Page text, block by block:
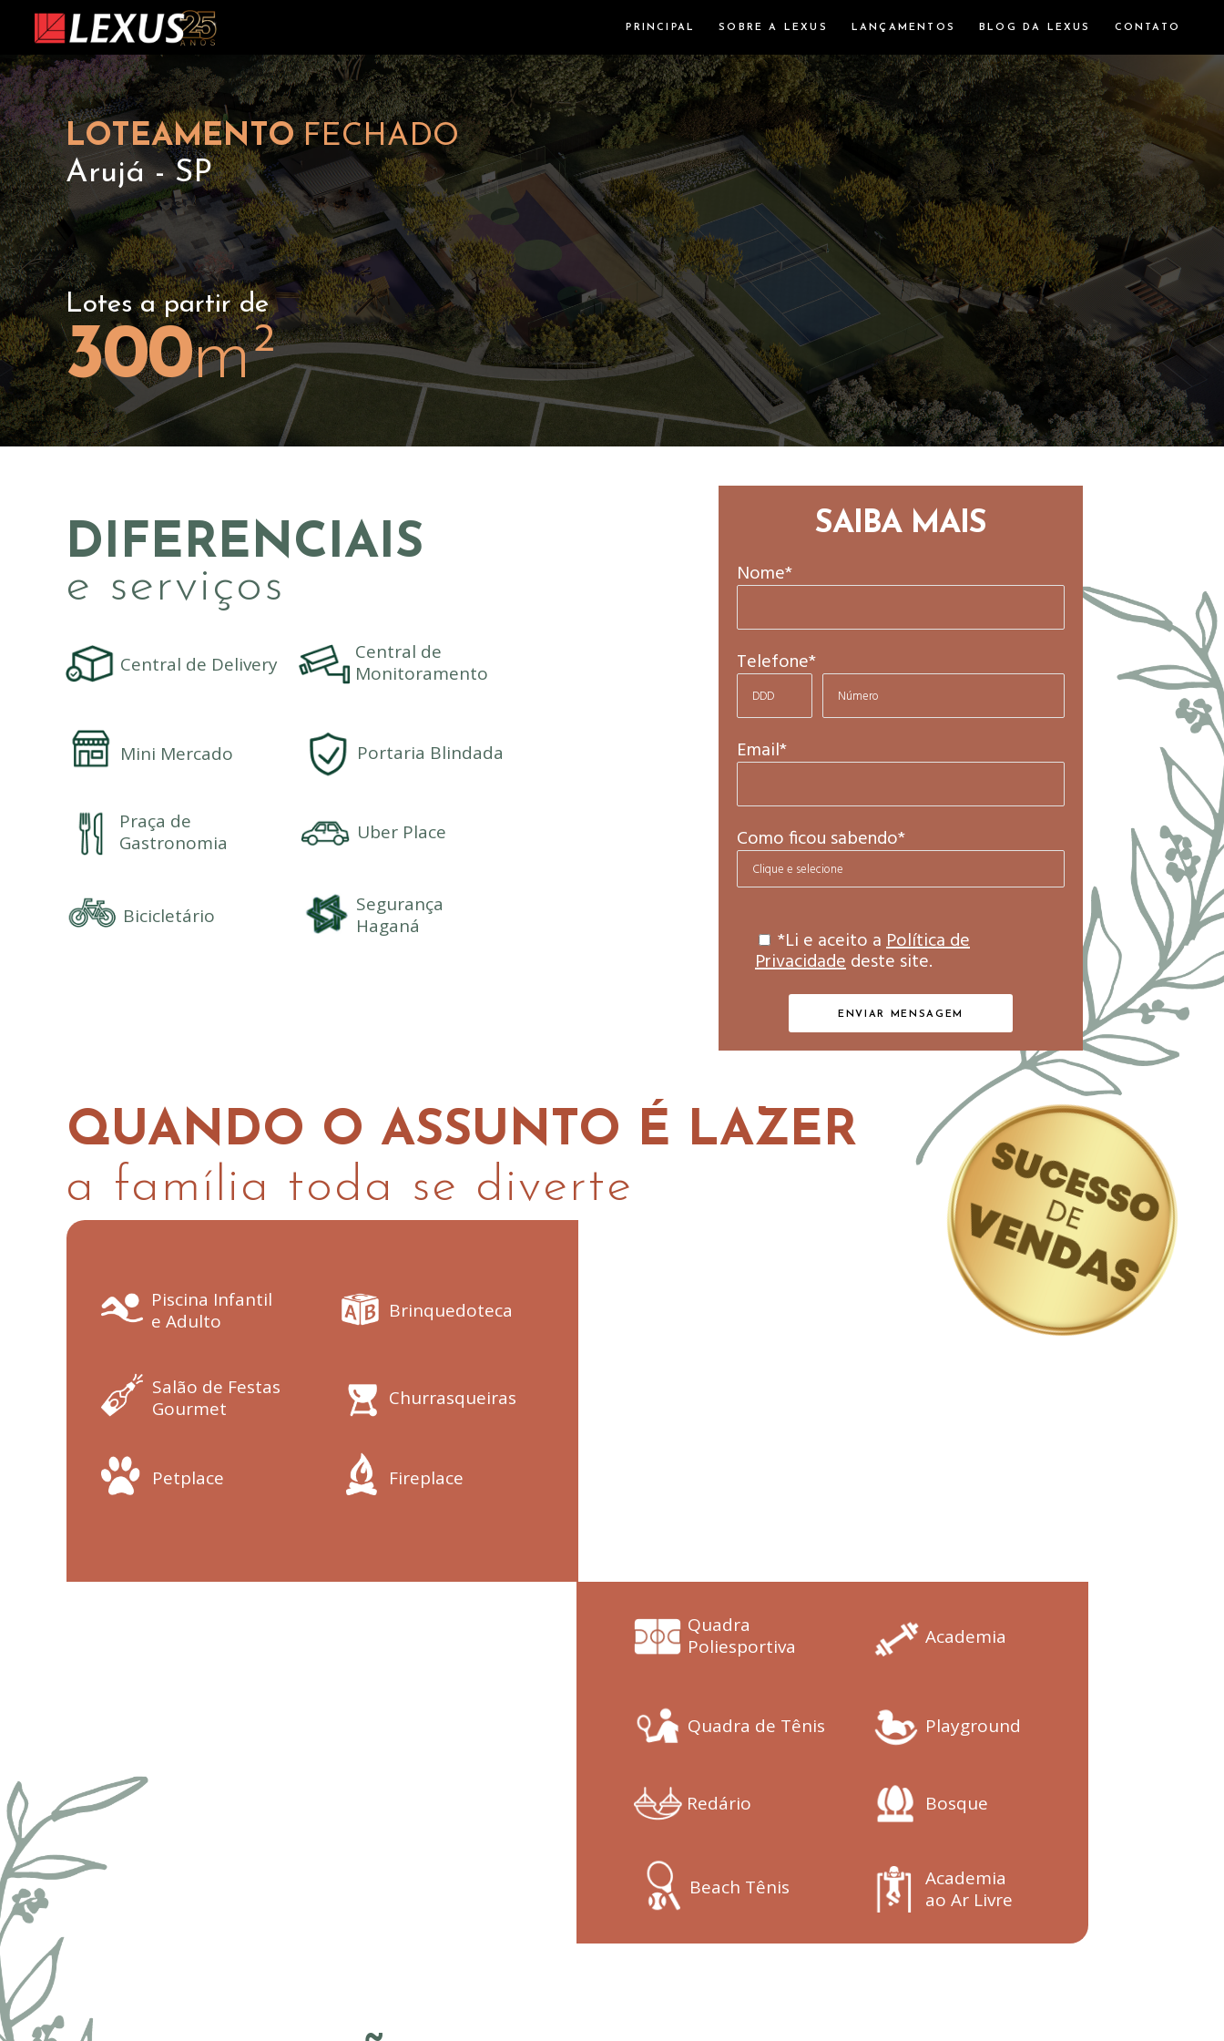
PRINCIPAL SOBRE A LEXUS LANÇAMENTOS BLOG DA LEXUS CONTATO
m²
Lotes a partir de
300
Arujá - SP
LOTEAMENTO FECHADO
SAIBA MAIS
Nome*
Telefone*
Email*
Como ficou sabendo*
*Li e aceito aPolítica de
Privacidadedeste site.
DIFERENCIAIS
a família toda se diverte
QUANDO O ASSUNTO É LAZER
AAAAAA
e serviços
Central de Delivery
Mini Mercado
Praça de
Gastronomia
Bicicletário
Segurança
Haganá
Uber Place
Portaria Blindada
Central de
Monitoramento
Piscina Infantil
e Adulto
Salão de Festas
Gourmet
Petplace
Brinquedoteca
Churrasqueiras
Fireplace
Quadra
Poliesportiva
Academia
Quadra de Tênis Playground
Redário Bosque
Beach Tênis
Academia
ao Ar Livre